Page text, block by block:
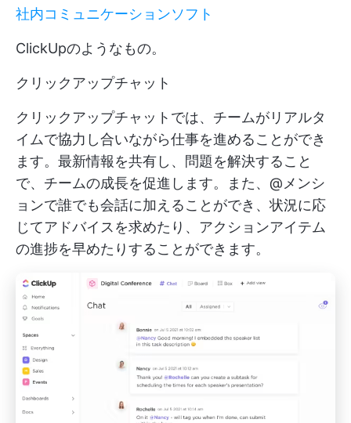
社内コミュニケーションソフト
ClickUpのようなもの。
クリックアップチャット
クリックアップチャットでは、チームがリアルタ
イムで協力し合いながら仕事を進めることができ
ます。最新情報を共有し、問題を解決すること
で、チームの成長を促進します。また、@メンシ
ョンで誰でも会話に加えることができ、状況に応
じてアドバイスを求めたり、アクションアイテム
の進捗を早めたりすることができます。